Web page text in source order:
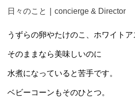
日々のこと
concierge & Director
うずらの卵やたけのこ、ホワイトア
そのままなら美味しいのに
水煮になっていると苦手です。
ベビーコーンもそのひとつ。